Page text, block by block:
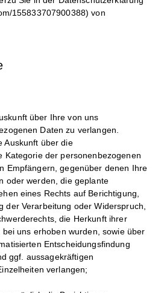
155833707900388) von
über Ihre von uns
Daten zu verlangen.
Auskunft über die
Kategorie der personenbezogenen
Empfängern, gegenüber denen Ihre
oder werden, die geplante
eines Rechts auf Berichtigung,
der Verarbeitung oder Widerspruch,
die Herkunft ihrer
uns erhoben wurden, sowie über
Entscheidungsfindung
ggf. aussagekräftigen
verlangen;